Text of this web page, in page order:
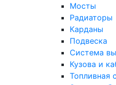
Мосты
Радиаторы
Карданы
Подвеска
Система
Кузова и
Топливная